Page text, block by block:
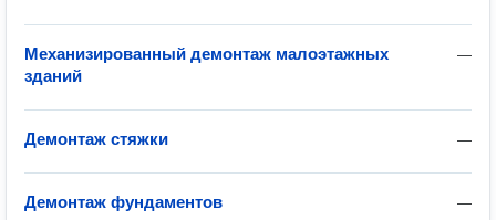
—
Механизированный демонтаж малоэтажных
зданий
—
Демонтаж стяжки
—
Демонтаж фундаментов